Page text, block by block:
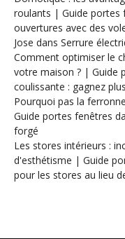
roulants | Guide portes
ouvertures avec des
Jose dans Serrure
Comment optimiser le
votre maison ? | Guide
coulissante : gagnez
Pourquoi pas la
Guide portes fenêtres
forgé
Les stores intérieurs :
d'esthétisme | Guide
pour les stores au lieu